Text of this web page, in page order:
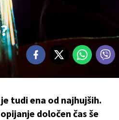
tudi ena od najhujših.
določen čas še